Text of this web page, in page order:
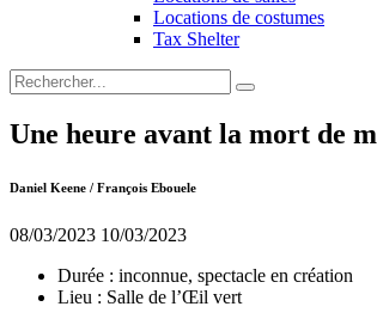
Locations de costumes
Tax Shelter
Une heure avant la mort de
Daniel Keene / François Ebouele
08/03/2023 10/03/2023
Durée : inconnue, spectacle en création
Lieu : Salle de l’Œil vert